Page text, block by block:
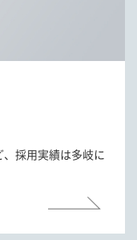
採用実績は多岐に